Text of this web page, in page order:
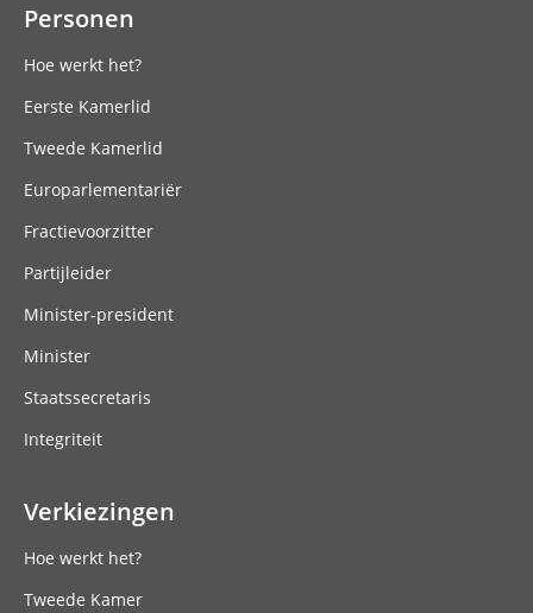
Personen
Hoe werkt het?
Eerste Kamerlid
Tweede Kamerlid
Europarlementariër
Fractievoorzitter
Partijleider
Minister-president
Minister
Staatssecretaris
Integriteit
Verkiezingen
Hoe werkt het?
Tweede Kamer